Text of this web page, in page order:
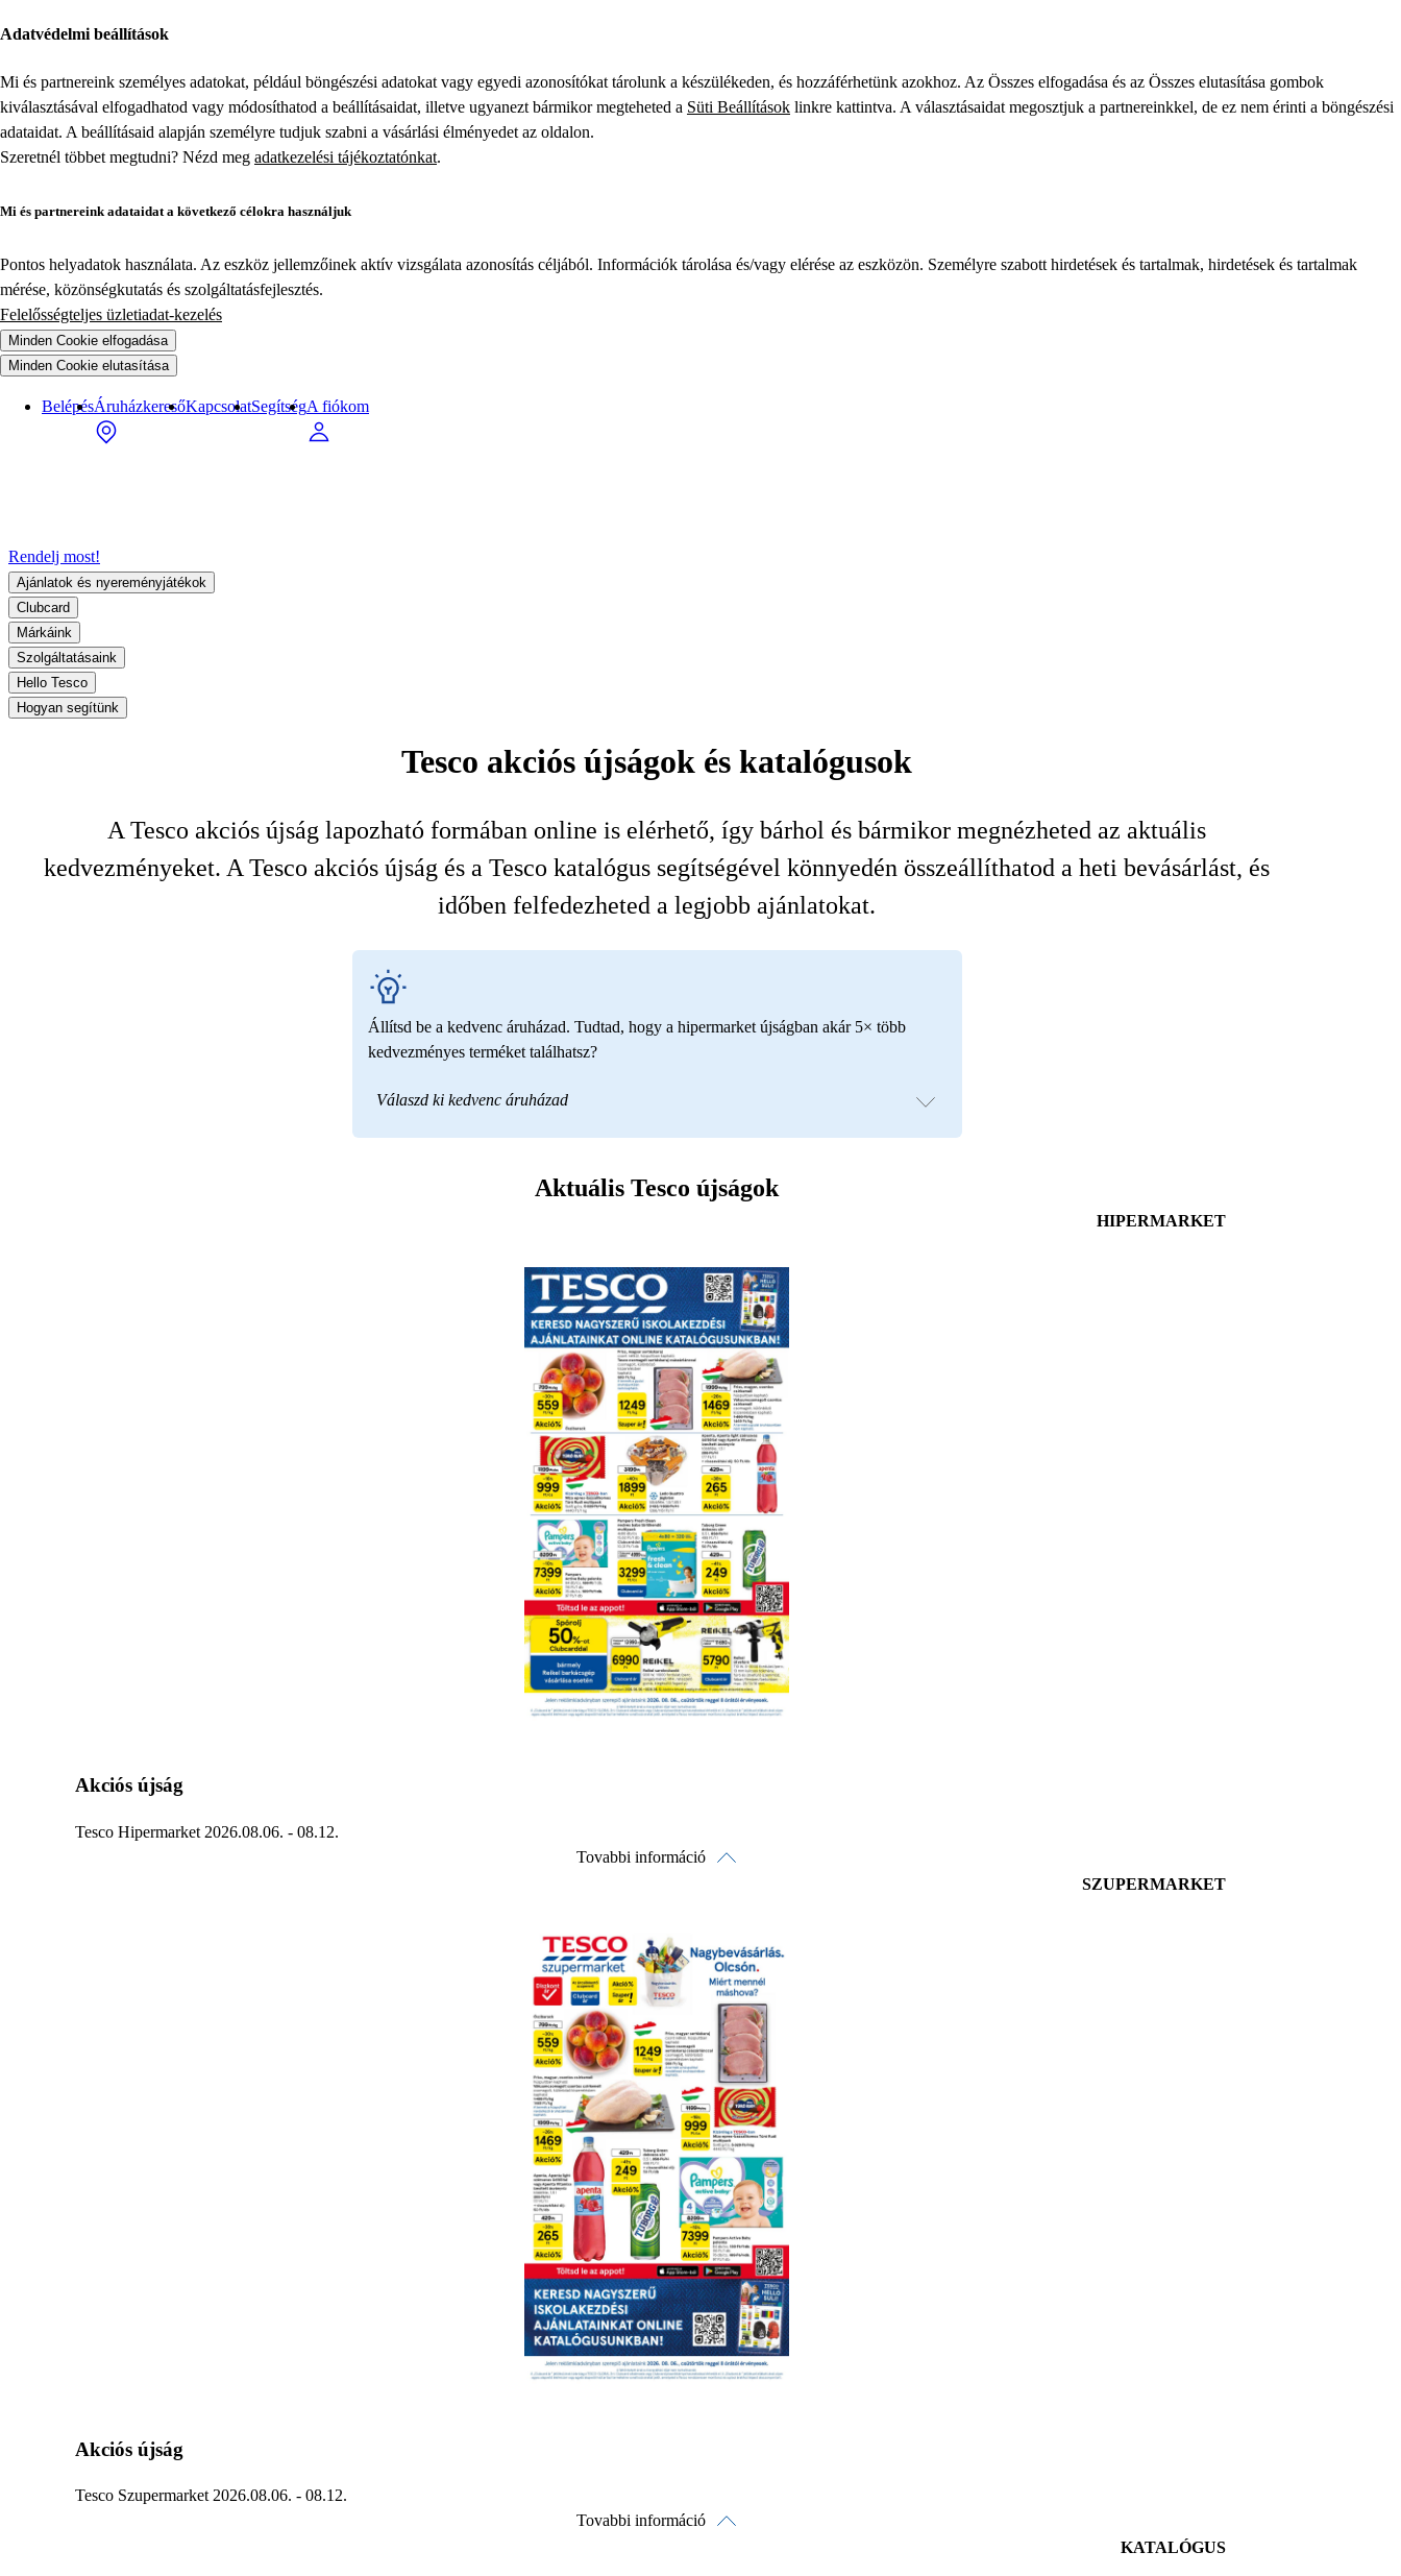
Adatvédelmi beállítások
Mi és partnereink személyes adatokat, például böngészési adatokat vagy egyedi azonosítókat tárolunk a készülékeden, és hozzáférhetünk azokhoz. Az Összes elfogadása és az Összes elutasítása gombok
kiválasztásával elfogadhatod vagy módosíthatod a beállításaidat, illetve ugyanezt bármikor megteheted a Süti Beállítások linkre kattintva. A választásaidat megosztjuk a partnereinkkel, de ez nem érinti a böngészési
adataidat. A beállításaid alapján személyre tudjuk szabni a vásárlási élményedet az oldalon.
Szeretnél többet megtudni? Nézd meg adatkezelési tájékoztatónkat.
Mi és partnereink adataidat a következő célokra használjuk
Pontos helyadatok használata. Az eszköz jellemzőinek aktív vizsgálata azonosítás céljából. Információk tárolása és/vagy elérése az eszközön. Személyre szabott hirdetések és tartalmak, hirdetések és tartalmak
mérése, közönségkutatás és szolgáltatásfejlesztés.
Felelősségteljes üzletiadat-kezelés
Minden Cookie elfogadása
Minden Cookie elutasítása
BelépésÁruházkeresőKapcsolatSegítségA fiókom
Rendelj most!
Ajánlatok és nyereményjátékok
Clubcard
Márkáink
Szolgáltatásaink
Hello Tesco
Hogyan segítünk
Tesco akciós újságok és katalógusok
A Tesco akciós újság lapozható formában online is elérhető, így bárhol és bármikor megnézheted az aktuális
kedvezményeket. A Tesco akciós újság és a Tesco katalógus segítségével könnyedén összeállíthatod a heti bevásárlást, és
időben felfedezheted a legjobb ajánlatokat.
Állítsd be a kedvenc áruházad. Tudtad, hogy a hipermarket újságban akár 5× több
kedvezményes terméket találhatsz?
Válaszd ki kedvenc áruházad
Aktuális Tesco újságok
HIPERMARKET
Akciós újság
Tesco Hipermarket 2026.08.06. - 08.12.
Tovabbi információ
Online megtekintés
Letöltés
Érvényesség részletei
SZUPERMARKET
Akciós újság
Tesco Szupermarket 2026.08.06. - 08.12.
Tovabbi információ
KATALÓGUS